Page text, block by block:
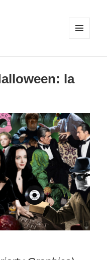
la